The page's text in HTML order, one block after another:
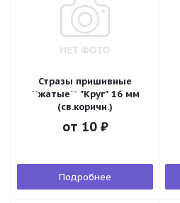
Стразы пришивные
``жатые`` "Круг" 16 мм
(св.коричн.)
от 10 ₽
Подробнее